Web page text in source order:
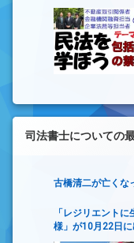
司法書士についての
古橋清二が亡くな
「レジリエント
様」が10月22日